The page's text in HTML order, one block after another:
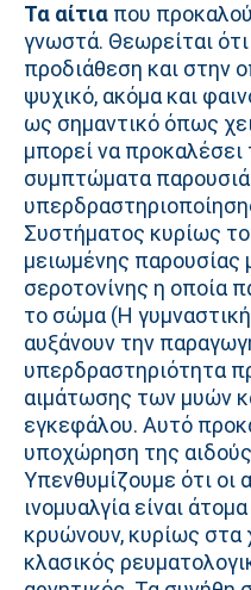
Τα αίτια που
γνωστά. Θεωρείται
προδιάθεση και στην
ψυχικό, ακόμα και
ως σημαντικό όπως
μπορεί να προκαλέσει
συμπτώματα
Συστήματος κυρίως
μειωμένης παρουσίας
σεροτονίνης η οποία
το σώμα (Η
αυξάνουν την
υπερδραστηριότητα
αιμάτωσης των μυών
εγκεφάλου. Αυτό
υποχώρηση της
Υπενθυμίζουμε ότι
ινομυαλγία είναι
κρυώνουν, κυρίως στα
κλασικός